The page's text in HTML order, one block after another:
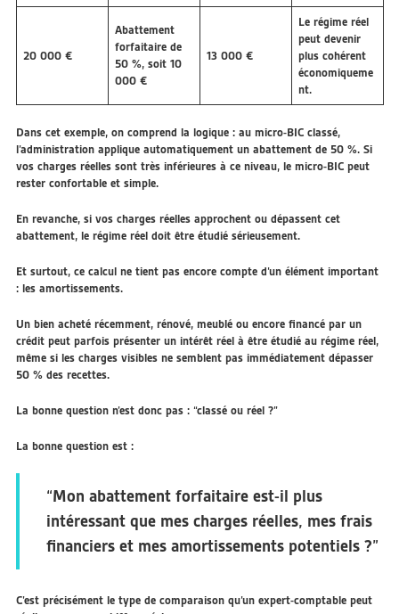
20 000 €
Abattement
forfaitaire de
50 %, soit 10
000 €
13 000 €
Le régime réel
peut devenir
plus cohérent
économiqueme
nt.
Dans cet exemple, on comprend la logique : au micro-BIC classé,
l’administration applique automatiquement un abattement de 50 %. Si
vos charges réelles sont très inférieures à ce niveau, le micro-BIC peut
rester confortable et simple.
En revanche, si vos charges réelles approchent ou dépassent cet
abattement, le régime réel doit être étudié sérieusement.
Et surtout, ce calcul ne tient pas encore compte d’un élément important
: les amortissements.
Un bien acheté récemment, rénové, meublé ou encore financé par un
crédit peut parfois présenter un intérêt réel à être étudié au régime réel,
même si les charges visibles ne semblent pas immédiatement dépasser
50 % des recettes.
La bonne question n’est donc pas : “classé ou réel ?”
La bonne question est :
“Mon abattement forfaitaire est-il plus
intéressant que mes charges réelles, mes frais
financiers et mes amortissements potentiels ?”
C’est précisément le type de comparaison qu’un expert-comptable peut